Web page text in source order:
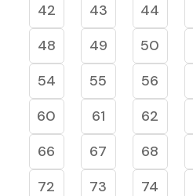
42
43 44
48
49 50
54
55 56
60
61 62
66
67 68
72
73 74